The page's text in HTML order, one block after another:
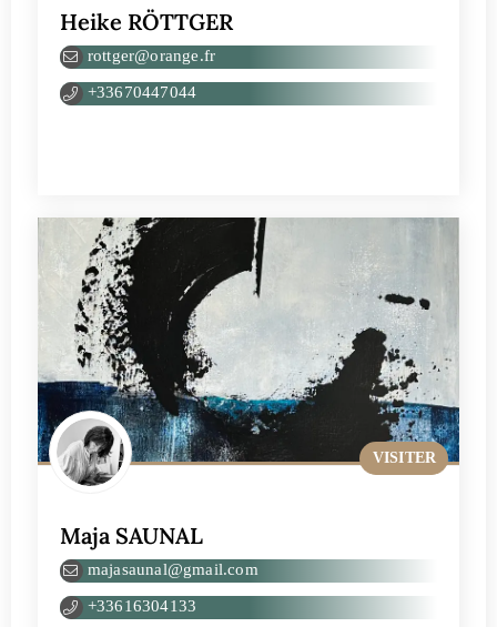
Heike RÖTTGER
rottger@orange.fr
+33670447044
Maja SAUNAL
majasaunal@gmail.com
+33616304133
VISITER